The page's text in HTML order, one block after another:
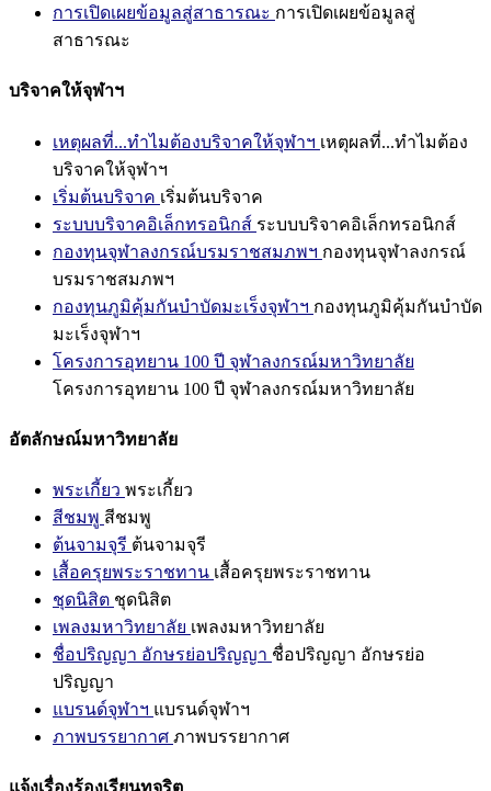
การเปิดเผยข้อมูลสู่สาธารณะ การเปิดเผยข้อมูลสู่
สาธารณะ
บริจาคให้จุฬาฯ
เหตุผลที่...ทำไมต้องบริจาคให้จุฬาฯ เหตุผลที่...ทำไมต้อง
บริจาคให้จุฬาฯ
เริ่มต้นบริจาค เริ่มต้นบริจาค
ระบบบริจาคอิเล็กทรอนิกส์ ระบบบริจาคอิเล็กทรอนิกส์
กองทุนจุฬาลงกรณ์บรมราชสมภพฯ กองทุนจุฬาลงกรณ์
บรมราชสมภพฯ
กองทุนภูมิคุ้มกันบำบัดมะเร็งจุฬาฯ กองทุนภูมิคุ้มกันบำบัด
มะเร็งจุฬาฯ
โครงการอุทยาน 100 ปี จุฬาลงกรณ์มหาวิทยาลัย
โครงการอุทยาน 100 ปี จุฬาลงกรณ์มหาวิทยาลัย
อัตลักษณ์มหาวิทยาลัย
พระเกี้ยว พระเกี้ยว
สีชมพู สีชมพู
ต้นจามจุรี ต้นจามจุรี
เสื้อครุยพระราชทาน เสื้อครุยพระราชทาน
ชุดนิสิต ชุดนิสิต
เพลงมหาวิทยาลัย เพลงมหาวิทยาลัย
ชื่อปริญญา อักษรย่อปริญญา ชื่อปริญญา อักษรย่อ
ปริญญา
แบรนด์จุฬาฯ แบรนด์จุฬาฯ
ภาพบรรยากาศ ภาพบรรยากาศ